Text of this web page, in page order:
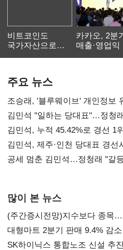
비트코인도
국가자산으로…'
카카오, 2분
매출·영업익
주요 뉴스
조승래, '블루웨이브' 개인정보
통감"
김민석 "일하는 당대표"…정청
김민석, 누적 45.42%로 경선 1
0.86%p(2보)
김민석, 제주·인천 당대표 경선
공세 멈춘 김민석…정청래 "갈
많이 본 뉴스
(주간증시전망)지수보다 종목
대형마트 2분기 판매 9.4% 감
SK하이닉스 통합노조 신설 추